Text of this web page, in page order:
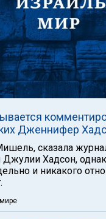
Дженнифер
сказала
Хадсон,
и никакого